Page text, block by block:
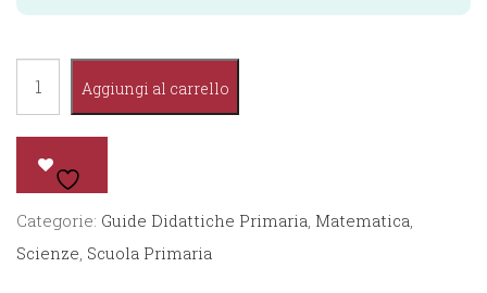
Raffaello
Scientifica
quantità
Aggiungi al carrello
Categorie: Guide Didattiche Primaria, Matematica,
Scienze, Scuola Primaria